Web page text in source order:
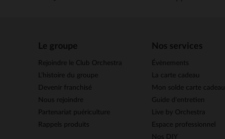
Le groupe
Rejoindre le Club Orchestra
L’histoire du groupe
Devenir franchisé
Nous rejoindre
Partenariat puériculture
Rappels produits
Nos services
Évènements
La carte cadeau
Mon solde carte cadeau
Guide d'entretien
Live by Orchestra
Espace professionnel
Nos DIY